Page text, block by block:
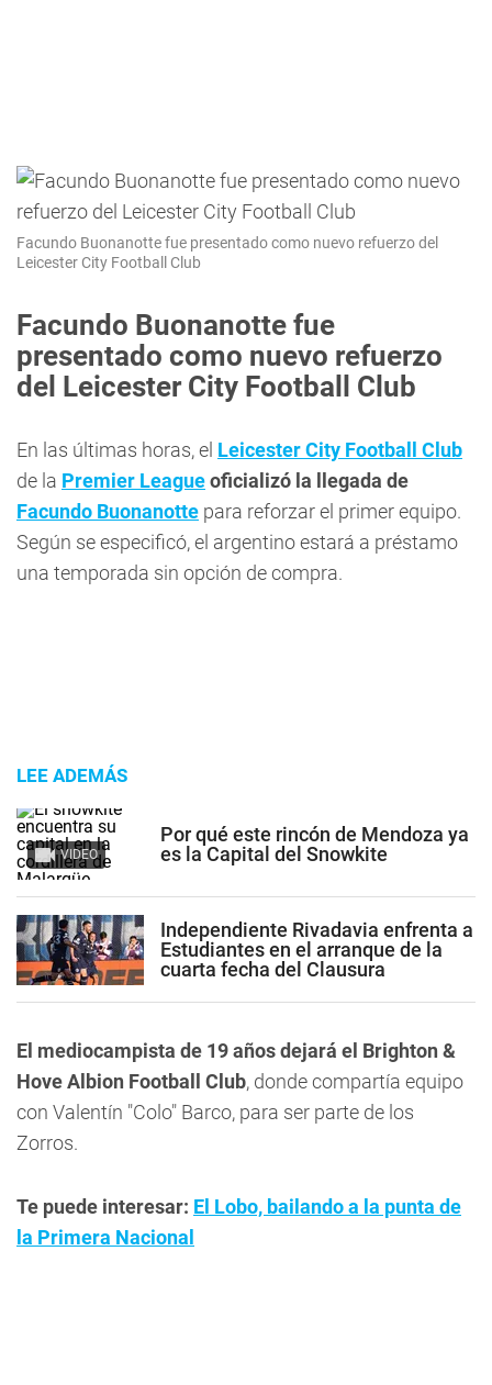
Facundo Buonanotte fue presentado como nuevo refuerzo del
Leicester City Football Club
Facundo Buonanotte fue
presentado como nuevo refuerzo
del Leicester City Football Club
En las últimas horas, el Leicester City Football Club
de la Premier Leagueoficializó la llegada de
Facundo Buonanotte para reforzar el primer equipo.
Según se especificó, el argentino estará a préstamo
una temporada sin opción de compra.
LEE ADEMÁS
VIDEO
Por qué este rincón de Mendoza ya
es la Capital del Snowkite
Independiente Rivadavia enfrenta a
Estudiantes en el arranque de la
cuarta fecha del Clausura
El mediocampista de 19 años dejará el Brighton &
Hove Albion Football Club, donde compartía equipo
con Valentín "Colo" Barco, para ser parte de los
Zorros.
Te puede interesar: El Lobo, bailando a la punta de
la Primera Nacional